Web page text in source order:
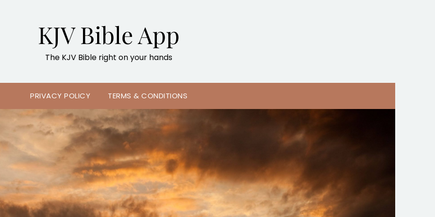
KJV Bible App
The KJV Bible right on your hands
PRIVACY POLICY TERMS & CONDITIONS